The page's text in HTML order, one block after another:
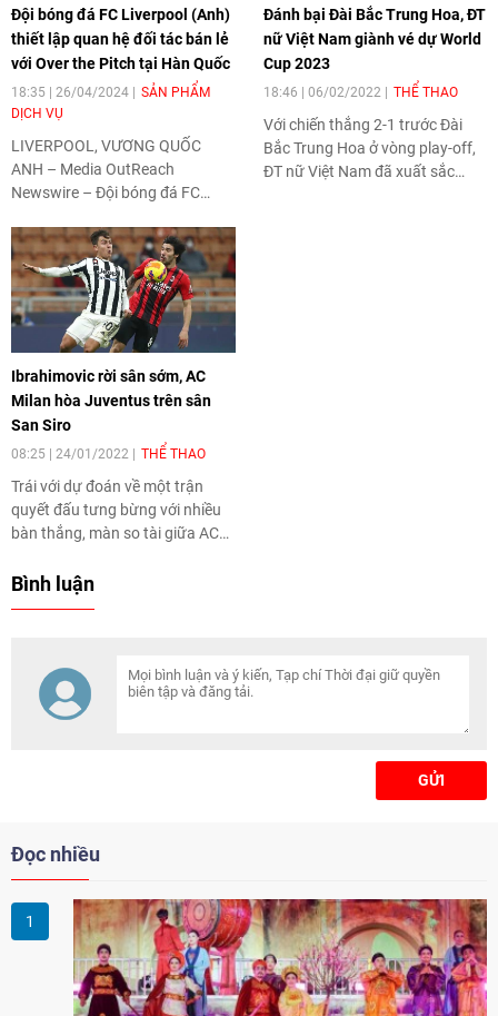
Đội bóng đá FC Liverpool (Anh)
thiết lập quan hệ đối tác bán lẻ
với Over the Pitch tại Hàn Quốc
18:35 | 26/04/2024
SẢN PHẨM
DỊCH VỤ
LIVERPOOL, VƯƠNG QUỐC
ANH – Media OutReach
Newswire – Đội bóng đá FC
ngoại hạng Anh tiếp tục thực
hiện các kế hoạch đầy tham
vọng nhằm phát triển quốc tế,
với việc ký kết quan hệ đối tác
bán lẻ đầu tiên tại Hàn Quốc.
Theo đó, FC Liverpool hợp tác
với Over the Pitch, một studio
thiết kế thương hiệu và sáng tạo
được thành lập vào năm 2014
nhằm giới thiệu văn hóa bóng
câu lạc bộ nước này và quốc tế.
Sự hợp tác mới sẽ
Đánh bại Đài Bắc Trung Hoa, ĐT
nữ Việt Nam giành vé dự World
Cup 2023
18:46 | 06/02/2022 THỂ THAO
Với chiến thắng 2-1 trước Đài
Bắc Trung Hoa ở vòng play-off,
ĐT nữ Việt Nam đã xuất sắc
Ibrahimovic rời sân sớm, AC
Milan hòa Juventus trên sân
San Siro
08:25 | 24/01/2022 THỂ THAO
Trái với dự đoán về một trận
quyết đấu tưng bừng với nhiều
bàn thắng, màn so tài giữa AC
với tỉ số hòa 0-0.
Bình luận
GỬI
Đọc nhiều